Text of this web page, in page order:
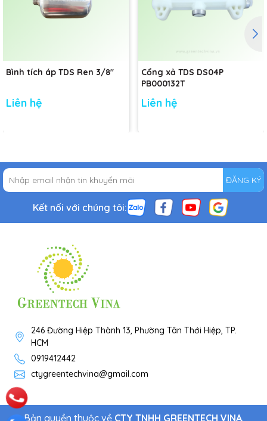
Bình tích áp TDS Ren 3/8"
Liên hệ
Cổng xả TDS DS04P
PB000132T
Liên hệ
ĐĂNG KÝ
Kết nối với chúng tôi:
246 Đường Hiệp Thành 13, Phường Tân Thới Hiệp, TP.
HCM
0919412442
ctygreentechvina@gmail.com
Bản quyền thuộc về CTY TNHH GREENTECH VINA.